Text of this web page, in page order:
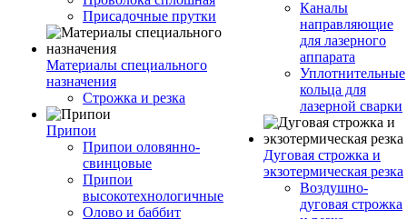
Присадочные прутки
Материалы специального
назначения
Строжка и резка
Припои
Припои оловянно-
свинцовые
Припои
высокотехнологичные
Олово и баббит
Каналы
направляющие
для лазерного
аппарата
Уплотнительные
кольца для
лазерной сварки
Дуговая строжка и
экзотермическая резка
Воздушно-
дуговая строжка